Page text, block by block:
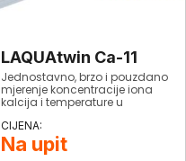
LAQUAtwin Ca-11
Jednostavno, brzo i pouzdano
mjerenje koncentracije iona
kalcija i temperature u
Na upit